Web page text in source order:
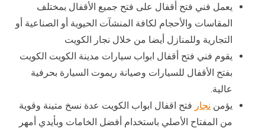
يعمل فني فتح أقفال على فتح جميع الأقفال بمختلف
المقاسات والأحجام لكافة المنشآت الحيوية أو الصناعية أو
التجارية وللمنازل أيضا من خلال نجار الكويت
يقوم فني فتح أقفال ابواب سيارات مدينة الكويت الكويت
بفتح الأقفال للسيارات وصيانة ريموت السيارة بحرفية
عالية.
يؤمن نجار فتح اقفال ابواب الكويت عدة نسخ متينة وقوية
من المفتاح الأصلي باستخدام أفضل الخامات وبأيدي أمهر